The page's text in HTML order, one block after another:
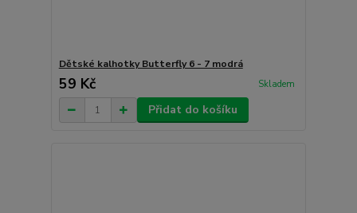
Dětské kalhotky Butterfly 6 - 7 modrá
59 Kč Skladem
Přidat do košíku